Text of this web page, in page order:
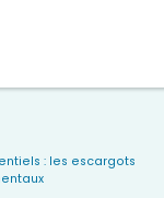
: les escargots